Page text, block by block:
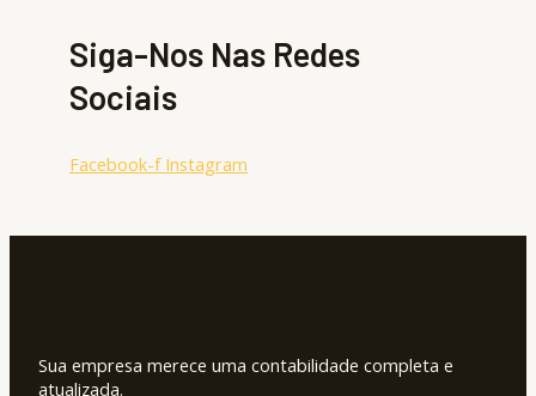
Siga-Nos Nas Redes
Sociais
Facebook-f Instagram
Sua empresa merece uma contabilidade completa e
atualizada.